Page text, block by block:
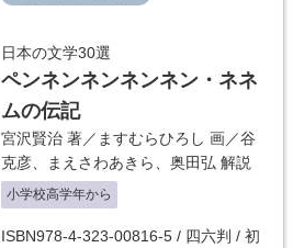
日本の文学30選
ペンネンネンネンネン・ネネ
ムの伝記
宮沢賢治 著／ ますむらひろし 画／谷
克彦
まえさわあきら 奥田弘 解説
小学校高学年から
ISBN978-4-323-00816-5 / 四六判 / 初